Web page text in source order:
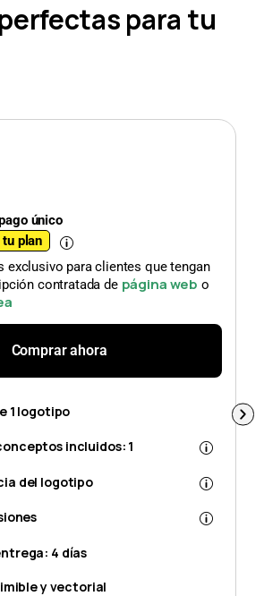
para tu
único
tu plan
exclusivo para clientes que tengan
contratada de página web o
Comprar ahora
1 logotipo
incluidos: 1
del logotipo
4 días
y vectorial